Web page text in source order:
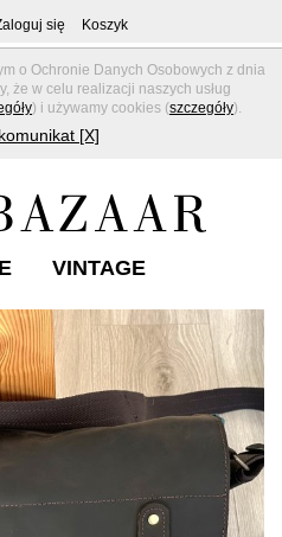
o Ochronie Danych Osobowych z dnia
że w celu realizacji naszych usług
) i używamy cookies (szczegóły).
[X]
się Koszyk
VINTAGE